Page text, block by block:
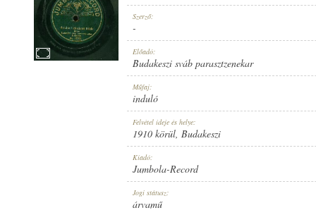
Szerző:
-
Előadó:
Budakeszi sváb parasztzenekar
Műfaj:
induló
Felvétel ideje és helye:
1910 körül, Budakeszi
Kiadó:
Jumbola-Record
Jogi státusz:
árvamű